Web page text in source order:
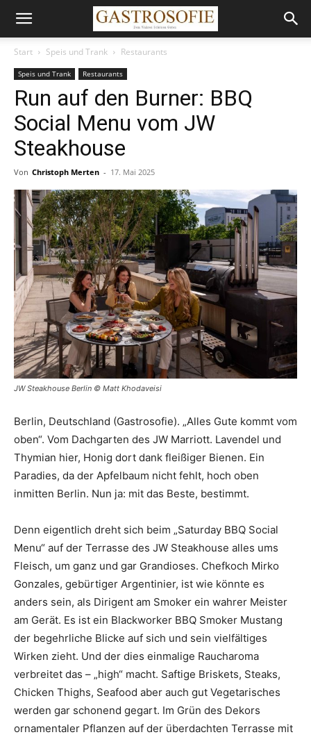
Start Speis und Trank Restaurants
Speis und Trank Restaurants
Run auf den Burner: BBQ
Social Menu vom JW
Steakhouse
Von Christoph Merten - 17. Mai 2025
JW Steakhouse Berlin © Matt Khodaveisi
Berlin, Deutschland (Gastrosofie). „Alles Gute kommt vom
oben“. Vom Dachgarten des JW Marriott. Lavendel und
Thymian hier, Honig dort dank fleißiger Bienen. Ein
Paradies, da der Apfelbaum nicht fehlt, hoch oben
inmitten Berlin. Nun ja: mit das Beste, bestimmt.
Denn eigentlich dreht sich beim „Saturday BBQ Social
Menu“ auf der Terrasse des JW Steakhouse alles ums
Fleisch, um ganz und gar Grandioses. Chefkoch Mirko
Gonzales, gebürtiger Argentinier, ist wie könnte es
anders sein, als Dirigent am Smoker ein wahrer Meister
am Gerät. Es ist ein Blackworker BBQ Smoker Mustang
der begehrliche Blicke auf sich und sein vielfältiges
Wirken zieht. Und der dies einmalige Raucharoma
verbreitet das – „high“ macht. Saftige Briskets, Steaks,
Chicken Thighs, Seafood aber auch gut Vegetarisches
werden gar schonend gegart. Im Grün des Dekors
ornamentaler Pflanzen auf der überdachten Terrasse mit